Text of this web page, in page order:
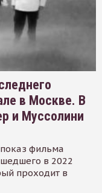
в Москве. В
и Муссолини
фильма
в 2022
проходит в